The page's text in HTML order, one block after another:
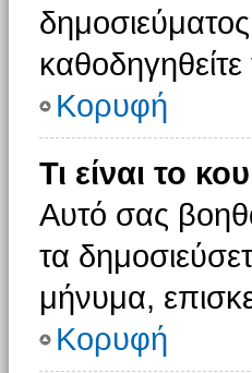
Κορυφή
Τι είναι το
Αυτό σας
τα
μήνυμα,
Κορυφή